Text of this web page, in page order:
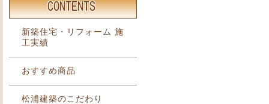
新築住宅・リフォーム 施
工実績
おすすめ商品
松浦建築のこだわり